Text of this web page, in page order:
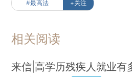
#最高法 +关注
相关阅读
来信|高学历残疾人就业有